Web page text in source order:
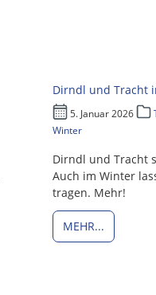
Dirndl und Tracht
5. Januar 2026
Winter
Dirndl und Tracht
Auch im Winter
tragen. Mehr!
MEHR...